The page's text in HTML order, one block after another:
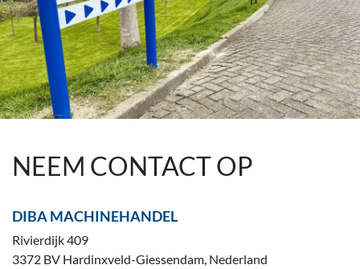
NEEM CONTACT OP
DIBA MACHINEHANDEL
Rivierdijk 409
3372 BV Hardinxveld-Giessendam, Nederland